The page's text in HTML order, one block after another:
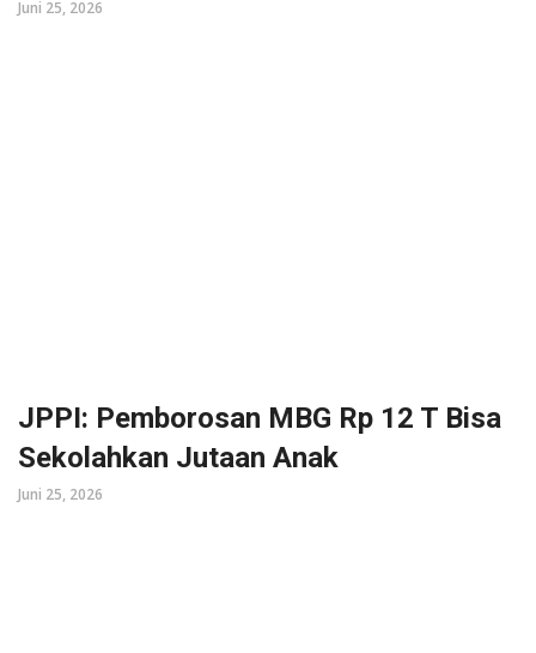
Juni 25, 2026
JPPI: Pemborosan MBG Rp 12 T Bisa
Sekolahkan Jutaan Anak
Juni 25, 2026